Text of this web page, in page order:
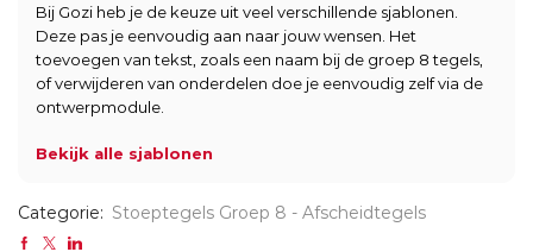
Bij Gozi heb je de keuze uit veel verschillende sjablonen.
Deze pas je eenvoudig aan naar jouw wensen. Het
toevoegen van tekst, zoals een naam bij de groep 8 tegels,
of verwijderen van onderdelen doe je eenvoudig zelf via de
ontwerpmodule.
Bekijk alle sjablonen
Categorie: Stoeptegels Groep 8 - Afscheidtegels